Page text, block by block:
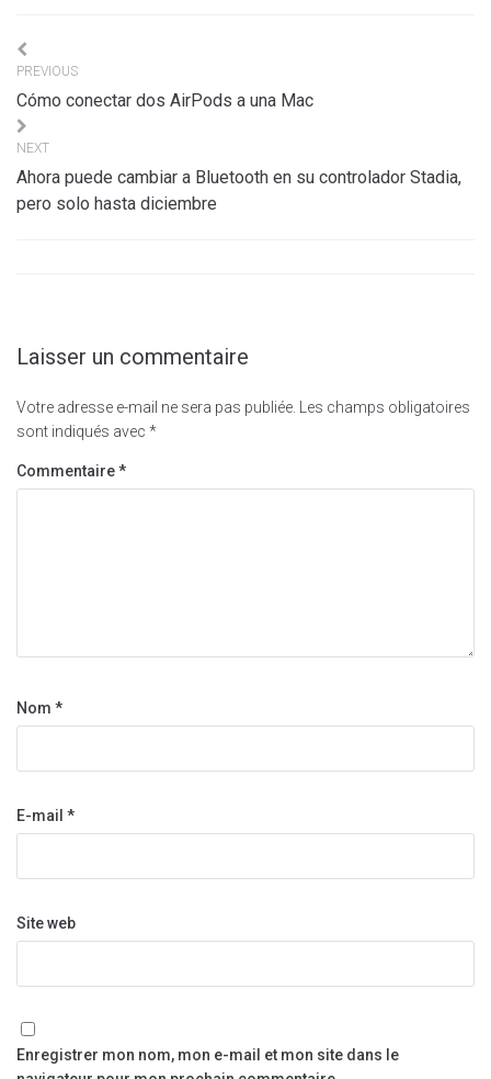
Navigation
de
l’article
PREVIOUS
Cómo conectar dos AirPods a una Mac
NEXT
Ahora puede cambiar a Bluetooth en su controlador Stadia,
pero solo hasta diciembre
Laisser un commentaire
Votre adresse e-mail ne sera pas publiée.
Les champs obligatoires
sont indiqués avec *
Commentaire*
Nom *
E-mail *
Site web
Enregistrer mon nom, mon e-mail et mon site dans le